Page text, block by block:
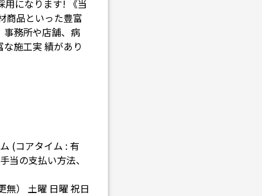
用になります! 《当
商品といった豊富
事務所や店舗、病
施工実 績があり
(コアタイム : 有
当の支払い方法、
） 土曜 日曜 祝日